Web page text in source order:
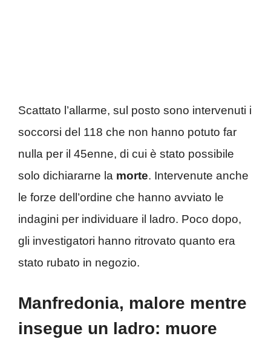
Scattato l’allarme, sul posto sono intervenuti i
soccorsi del 118 che non hanno potuto far
nulla per il 45enne, di cui è stato possibile
solo dichiararne la morte. Intervenute anche
le forze dell’ordine che hanno avviato le
indagini per individuare il ladro. Poco dopo,
gli investigatori hanno ritrovato quanto era
stato rubato in negozio.
Manfredonia, malore mentre
insegue un ladro: muore